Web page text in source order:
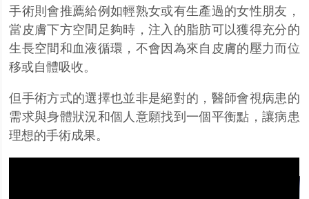
手術則會推薦給例如輕熟女或有生產過的女性朋友，
當皮膚下方空間足夠時，注入的脂肪可以獲得充分的
生長空間和血液循環，不會因為來自皮膚的壓力而位
移或自體吸收。
但手術方式的選擇也並非是絕對的，醫師會視病患的
需求與身體狀況和個人意願找到一個平衡點，讓病患
理想的手術成果。